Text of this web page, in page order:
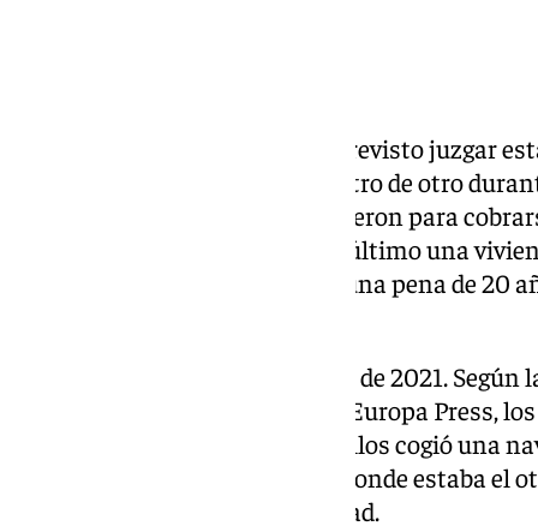
La Audiencia de Málaga tiene previsto juzgar
que la Fiscalía acusa del secuestro de otro
presuntamente también agredieron para
trasladaron a varios lugares, el último una
dejaron. Inicialmente, solicita una pena de 20
Los hechos sucedieron en junio de 2021.
del fiscal, a las que tuvo acceso Europa Press,
con la víctima, cuando uno de ellos cogió una
hombre, lo metió en la cocina, donde estaba el
encerraron contra de su voluntad.